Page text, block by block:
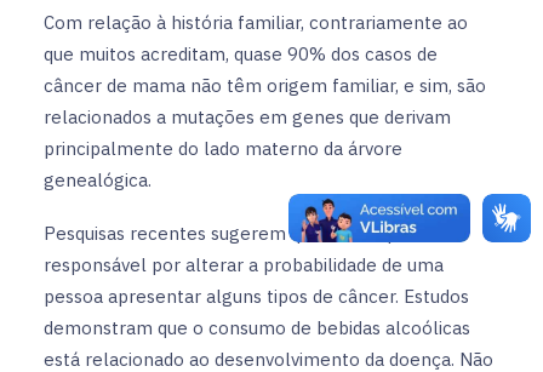
Com relação à história familiar, contrariamente ao
que muitos acreditam, quase 90% dos casos de
câncer de mama não têm origem familiar, e sim, são
relacionados a mutações em genes que derivam
principalmente do lado materno da árvore
genealógica.
Pesquisas recentes sugerem que a dieta pode ser
responsável por alterar a probabilidade de uma
pessoa apresentar alguns tipos de câncer. Estudos
demonstram que o consumo de bebidas alcoólicas
está relacionado ao desenvolvimento da doença. Não